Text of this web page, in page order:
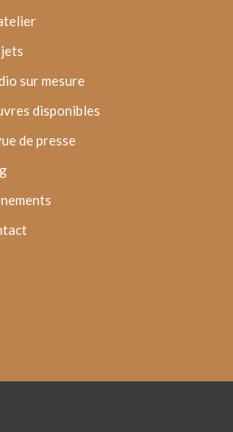
sur mesure
disponibles
de presse